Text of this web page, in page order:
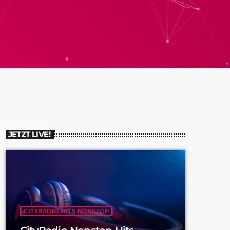
JETZT LIVE!
CITYRADIO HITS NONSTOP